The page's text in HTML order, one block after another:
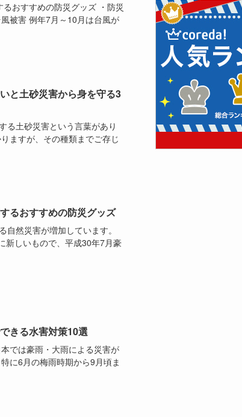
おすすめの防災グッズ ・防災
被害 例年7月～10月は台風が
と土砂災害から身を守る3
る土砂災害という言葉があり
ますが、その種類までご存じ
るおすすめの防災グッズ
自然災害が増加しています。
しいもので、平成30年7月豪
きる水害対策10選
では豪雨・大雨による災害が
に6月の梅雨時期から9月頃ま